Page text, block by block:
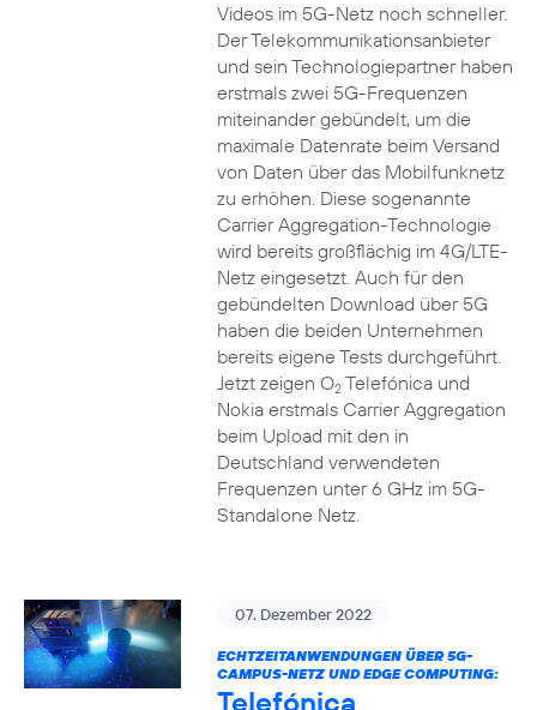
Videos im 5G-Netz noch schneller.
Der Telekommunikationsanbieter
und sein Technologiepartner haben
erstmals zwei 5G-Frequenzen
miteinander gebündelt, um die
maximale Datenrate beim Versand
von Daten über das Mobilfunknetz
zu erhöhen. Diese sogenannte
Carrier Aggregation-Technologie
wird bereits großflächig im 4G/LTE-
Netz eingesetzt. Auch für den
gebündelten Download über 5G
haben die beiden Unternehmen
bereits eigene Tests durchgeführt.
Jetzt zeigen O2Telefónica und
Nokia erstmals Carrier Aggregation
beim Upload mit den in
Deutschland verwendeten
Frequenzen unter 6 GHz im 5G-
Standalone Netz.
07. Dezember 2022
ECHTZEITANWENDUNGEN ÜBER 5G-
CAMPUS-NETZ UND EDGE COMPUTING:
Telefónica